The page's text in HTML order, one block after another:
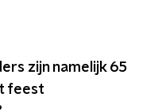
zijn namelijk 65
feest